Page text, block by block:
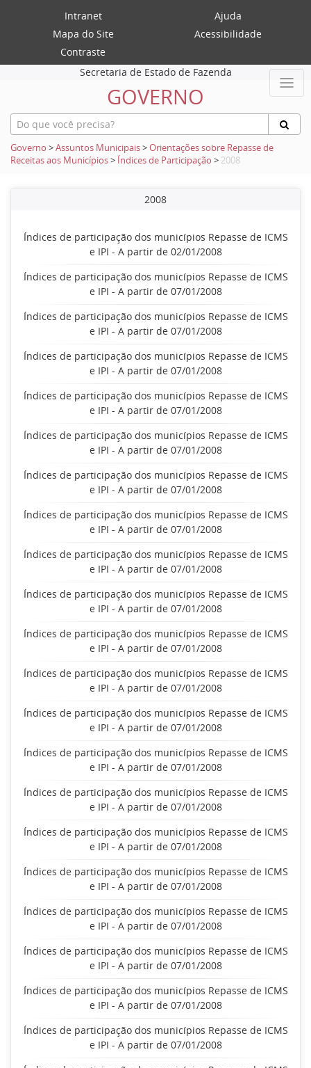
Intranet
Ajuda
Mapa do Site
Acessibilidade
Contraste
Secretaria de Estado de Fazenda
GOVERNO
Governo >Assuntos Municipais>Orientações sobre Repasse de
Receitas aos Municípios> Índices de Participação > 2008
2008
Índices de participação dos municípios Repasse de ICMS
e IPI - A partir de 02/01/2008
Índices de participação dos municípios Repasse de ICMS
e IPI - A partir de 07/01/2008
Índices de participação dos municípios Repasse de ICMS
e IPI - A partir de 07/01/2008
Índices de participação dos municípios Repasse de ICMS
e IPI - A partir de 07/01/2008
Índices de participação dos municípios Repasse de ICMS
e IPI - A partir de 07/01/2008
Índices de participação dos municípios Repasse de ICMS
e IPI - A partir de 07/01/2008
Índices de participação dos municípios Repasse de ICMS
e IPI - A partir de 07/01/2008
Índices de participação dos municípios Repasse de ICMS
e IPI - A partir de 07/01/2008
Índices de participação dos municípios Repasse de ICMS
e IPI - A partir de 07/01/2008
Índices de participação dos municípios Repasse de ICMS
e IPI - A partir de 07/01/2008
Índices de participação dos municípios Repasse de ICMS
e IPI - A partir de 07/01/2008
Índices de participação dos municípios Repasse de ICMS
e IPI - A partir de 07/01/2008
Índices de participação dos municípios Repasse de ICMS
e IPI - A partir de 07/01/2008
Índices de participação dos municípios Repasse de ICMS
e IPI - A partir de 07/01/2008
Índices de participação dos municípios Repasse de ICMS
e IPI - A partir de 07/01/2008
Índices de participação dos municípios Repasse de ICMS
e IPI - A partir de 07/01/2008
Índices de participação dos municípios Repasse de ICMS
e IPI - A partir de 07/01/2008
Índices de participação dos municípios Repasse de ICMS
e IPI - A partir de 07/01/2008
Índices de participação dos municípios Repasse de ICMS
e IPI - A partir de 07/01/2008
Índices de participação dos municípios Repasse de ICMS
e IPI - A partir de 07/01/2008
Índices de participação dos municípios Repasse de ICMS
e IPI - A partir de 07/01/2008